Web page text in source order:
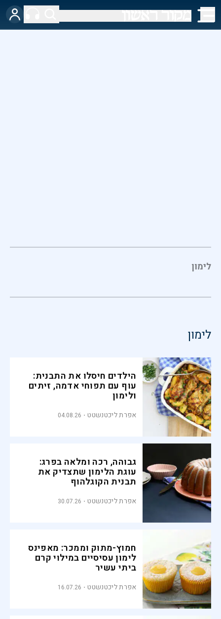
לימון
לימון
הילדים חיסלו את התבנית:
עוף עם תפוחי אדמה, זיתים
ולימון
אפרת ליכטנשטט 04.08.26
גבוהה, רכה ומלאה בפרג:
עוגת הלימון שתצדיק את
תבנית הקוגלהוף
אפרת ליכטנשטט 30.07.26
חמוץ-מתוק וממכר: מאפינס
לימון עסיסיים במילוי קרם
ביתי עשיר
אפרת ליכטנשטט 16.07.26